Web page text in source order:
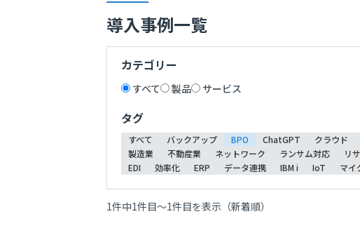
導入事例一覧
カテゴリー
すべて 製品 サービス
タグ
すべて バックアップ BPO ChatGPT クラウド
製造業
不動産業 ネットワーク ランサム対応 リ
EDI
効率化 ERP データ連携 IBM i IoT マイ
1件中1件目～1件目を表示（新着順）